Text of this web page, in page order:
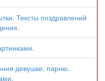
Тексты поздравлений
девушке, парню.